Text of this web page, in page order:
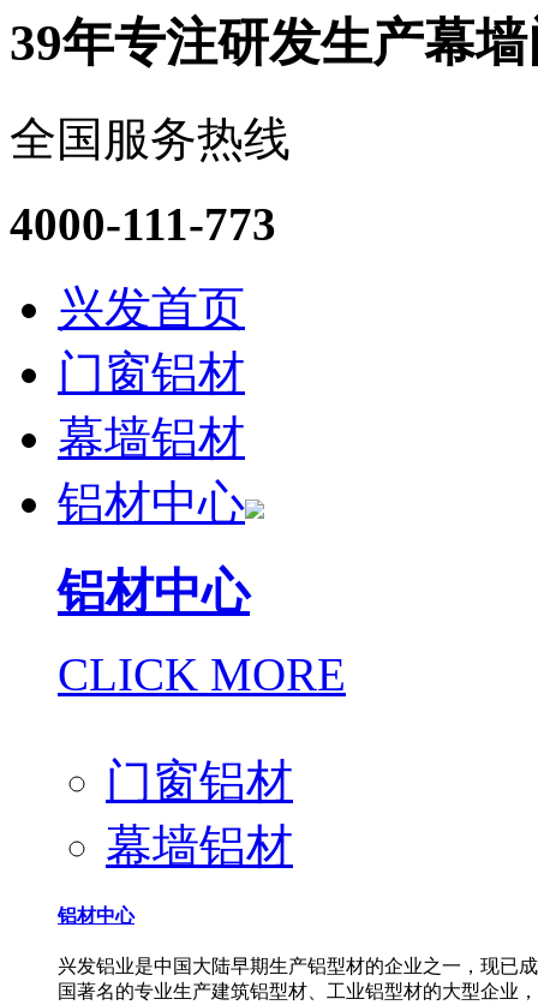
39年专注研发生产幕
全国服务热线
4000-111-773
兴发首页
门窗铝材
幕墙铝材
铝材中心
铝材中心
CLICK MORE
门窗铝材
幕墙铝材
铝材中心
兴发铝业是中国大陆早期生产铝型材的企业之一，现已
国著名的专业生产建筑铝型材、工业铝型材的大型企业